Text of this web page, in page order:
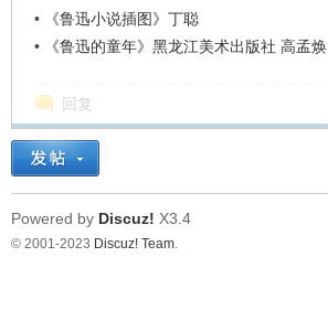
•
《鲁迅小说插图》丁聪
•
《鲁迅的童年》黑龙江美术出版社 高孟焕
回复
Powered by Discuz! X3.4
© 2001-2023 Discuz! Team.